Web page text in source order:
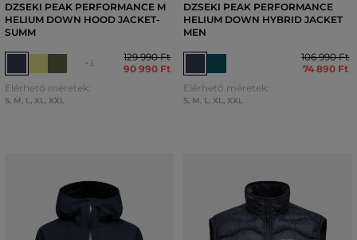
DZSEKI PEAK PERFORMANCE M
HELIUM DOWN HOOD JACKET-
SUMM
+3
129 990 Ft
90 990 Ft
Elérhető méretek:
S, M L XL XXL
DZSEKI PEAK PERFORMANCE
HELIUM DOWN HYBRID JACKET
MEN
106 990 Ft
74 890 Ft
Elérhető méretek:
S, M L XL XXL